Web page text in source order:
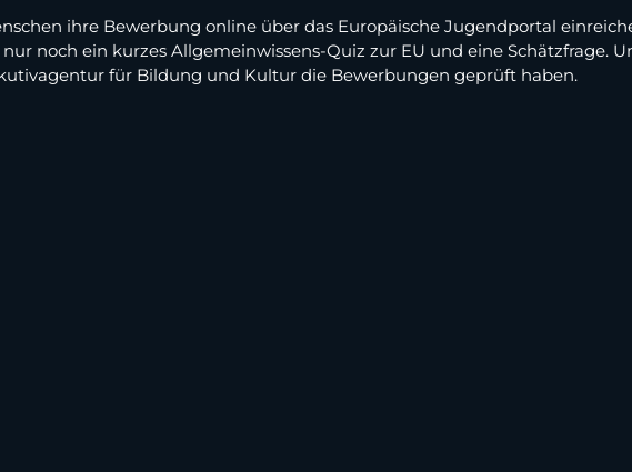
ihre Bewerbung online über das Europäische Jugendportal
noch ein kurzes Allgemeinwissens-Quiz zur EU und eine Schätzfrage.
für Bildung und Kultur die Bewerbungen geprüft haben.